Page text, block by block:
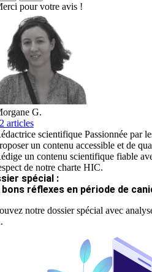
pour votre avis !
G.
articles
scientifique Passionnée par
un contenu accessible et de
un contenu scientifique fiable
de notre charte HIC.
spécial :
bons réflexes en période de
notre dossier spécial avec